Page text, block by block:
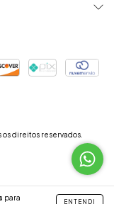
para
ENTENDI
direitos reservados.